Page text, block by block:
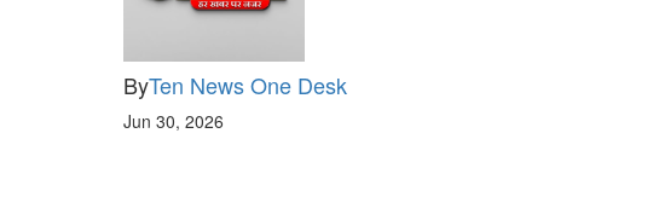
ByTen News One Desk
Jun 30, 2026